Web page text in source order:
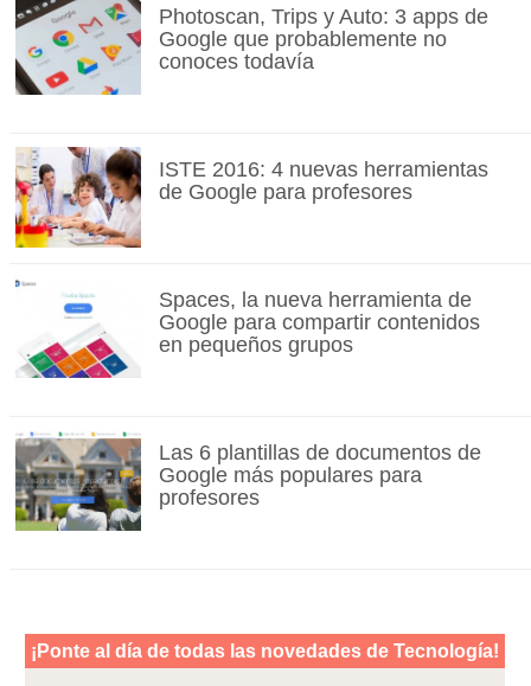
Photoscan, Trips y Auto: 3 apps de
Google que probablemente no
conoces todavía
ISTE 2016: 4 nuevas herramientas
de Google para profesores
Spaces, la nueva herramienta de
Google para compartir contenidos
en pequeños grupos
Las 6 plantillas de documentos de
Google más populares para
profesores